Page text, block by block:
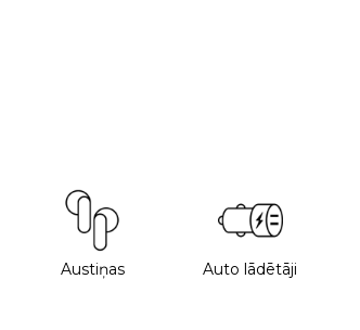
Austiņas Auto lādētāji